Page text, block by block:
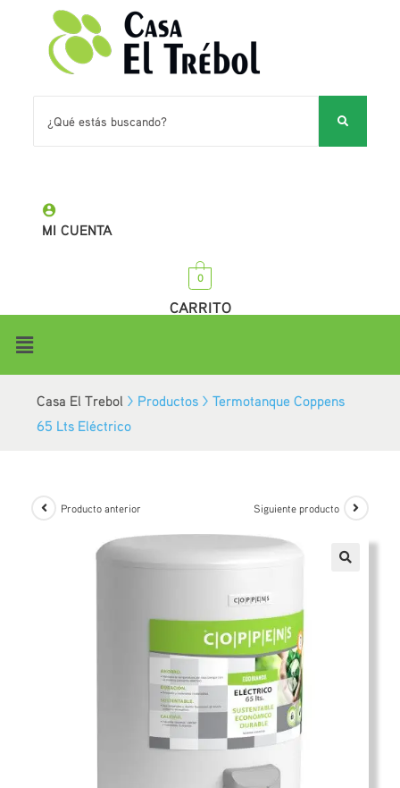
MI CUENTA
0
CARRITO
Casa El Trebol > Productos >Termotanque Coppens
65 Lts Eléctrico
Producto anterior Siguiente producto